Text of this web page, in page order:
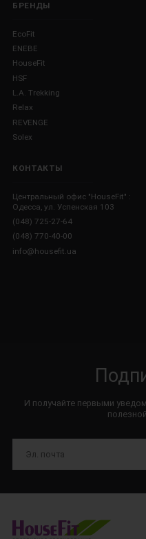
БРЕНДЫ
EcoFit
ENEBE
HouseFit
HSF
L.A. Trekking
Relax
REVENGE
Solex
КОНТАКТЫ
Центральный офис "HouseFit" :
Одесса, ул. Успенская 103
(048) 725-27-64
(048) 770-40-00
info@housefit.ua
И получайте первыми